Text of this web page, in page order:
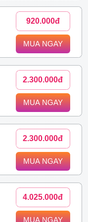
920.000đ
MUA NGAY
2.300.000đ
MUA NGAY
2.300.000đ
MUA NGAY
4.025.000đ
MUA NGAY